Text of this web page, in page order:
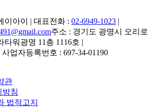
이아이 | 대표전화 : 02-6949-1023 |
주소 : 경기도 광명시 오리로
타워광명 11층 1116호 |
업자등록번호 : 697-34-01190
관
방침
법적고지